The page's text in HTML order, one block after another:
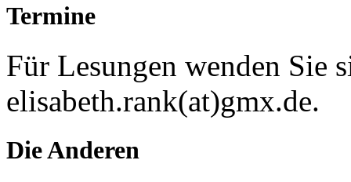
Termine
Für Lesungen wenden Sie
elisabeth.rank(at)gmx.de.
Die Anderen